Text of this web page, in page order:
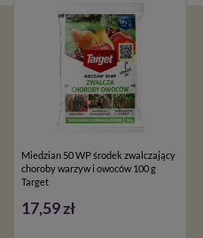
Miedzian 50 WP środek zwalczający
choroby warzyw i owoców 100 g
Target
17,59 zł